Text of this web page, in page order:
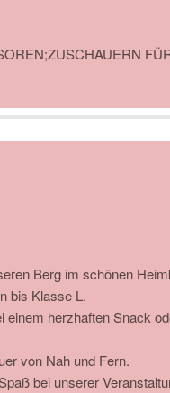
Berg im schönen
bis Klasse L.
herzhaften Snack
von Nah und Fern.
bei unserer